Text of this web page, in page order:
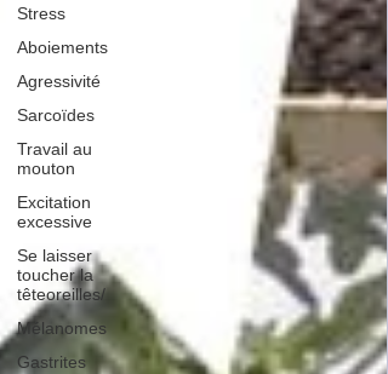
Stress
Aboiements
Agressivité
Sarcoïdes
Travail au
mouton
Excitation
excessive
Se laisser
toucher la
têteoreilles/
Mélanomes
Gastrites